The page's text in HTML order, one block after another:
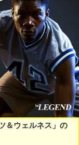
＆ウェルネス」の